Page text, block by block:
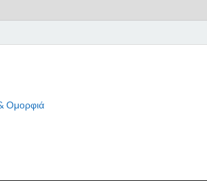
Ομορφιά